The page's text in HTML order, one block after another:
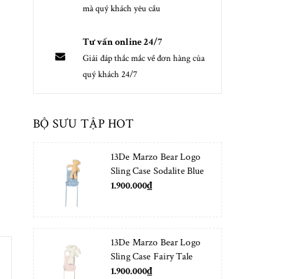
mà quý khách yêu cầu
Tư vấn online 24/7
Giải đáp thắc mắc về đơn hàng của
quý khách 24/7
BỘ SƯU TẬP HOT
13De Marzo Bear Logo
Sling Case Sodalite Blue
1.900.000₫
13De Marzo Bear Logo
Sling Case Fairy Tale
1.900.000₫